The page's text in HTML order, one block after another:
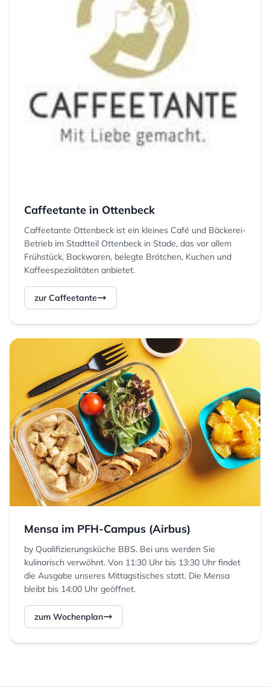
Caffeetante in Ottenbeck
Caffeetante Ottenbeck ist ein kleines Café und Bäckerei-
Betrieb im Stadtteil Ottenbeck in Stade, das vor allem
Frühstück, Backwaren, belegte Brötchen, Kuchen und
Kaffeespezialitäten anbietet.
zur Caffeetante
Mensa im PFH-Campus (Airbus)
by Qualifizierungsküche BBS. Bei uns werden Sie
kulinarisch verwöhnt. Von 11:30 Uhr bis 13:30 Uhr findet
die Ausgabe unseres Mittagstisches statt. Die Mensa
bleibt bis 14:00 Uhr geöffnet.
zum Wochenplan